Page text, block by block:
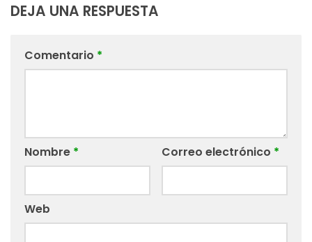
DEJA UNA RESPUESTA
Comentario *
Nombre * Correo electrónico *
Web